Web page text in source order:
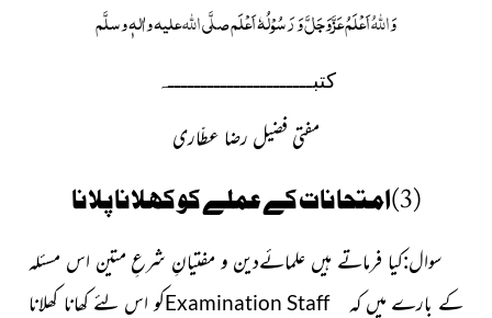
وَاللہُاَعْلَمُ عَزَّوَجَلَّ وَ رَسُوْلُہٗ اَعْلَم صلَّیاللہعلیہ واٰلہٖ وسلَّم
کتبــــــــــــــــــــــہ
مفتی فضیل رضا عطّاری
(3)امتحانات کے عملے کو کھلانا پلانا
سوال:کیا فرماتے ہیں علمائےدین و مفتیانِ شرعِ متین اس مسئلہ
کے بارے میں کہ
Examination Staffکو اس لئے کھانا کھلانا